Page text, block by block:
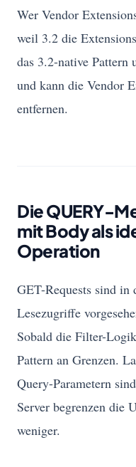
Wer Vendor
weil 3.2 die
das 3.2-native
und kann die Vendor
entfernen.
Die QUERY-
mit Body als
Operation
GET-Requests sind
Lesezugriffe
Sobald die Filter-
Pattern an Grenzen.
Query-Parametern
Server begrenzen die
weniger.